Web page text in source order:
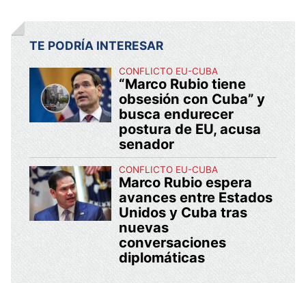
TE PODRÍA INTERESAR
CONFLICTO EU-CUBA
“Marco Rubio tiene
obsesión con Cuba” y
busca endurecer
postura de EU, acusa
senador
CONFLICTO EU-CUBA
Marco Rubio espera
avances entre Estados
Unidos y Cuba tras
nuevas
conversaciones
diplomáticas